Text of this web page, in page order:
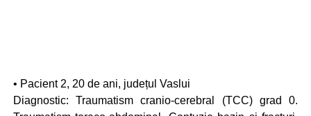
• Pacient 2, 20 de ani, județul Vaslui
Diagnostic: Traumatism cranio-cerebral (TCC) grad 0.